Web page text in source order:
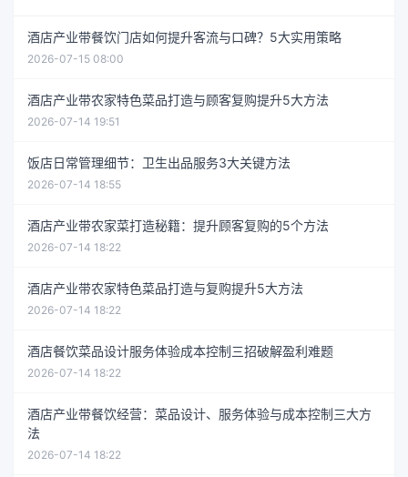
酒店产业带餐饮门店如何提升客流与口碑？5大实用策略
2026-07-15 08:00
酒店产业带农家特色菜品打造与顾客复购提升5大方法
2026-07-14 19:51
饭店日常管理细节：卫生出品服务3大关键方法
2026-07-14 18:55
酒店产业带农家菜打造秘籍：提升顾客复购的5个方法
2026-07-14 18:22
酒店产业带农家特色菜品打造与复购提升5大方法
2026-07-14 18:22
酒店餐饮菜品设计服务体验成本控制三招破解盈利难题
2026-07-14 18:22
酒店产业带餐饮经营：菜品设计、服务体验与成本控制三大方
法
2026-07-14 18:22